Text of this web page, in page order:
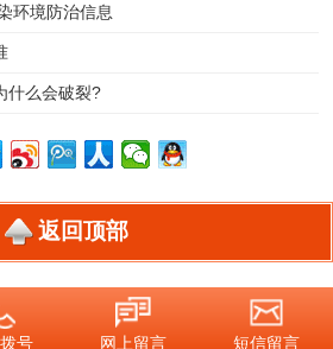
环境防治信息
什么会破裂?
号 网上留言 短信留言
返回顶部